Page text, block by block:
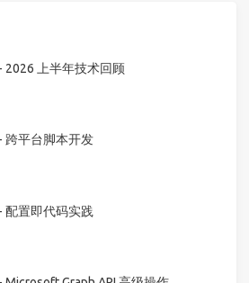
2026 上半年技术回顾
跨平台脚本开发
配置即代码实践